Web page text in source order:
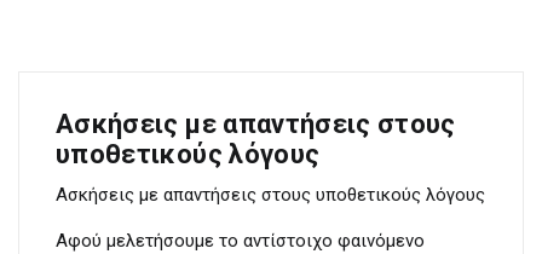
Ασκήσεις με απαντήσεις στους
υποθετικούς λόγους
Ασκήσεις με απαντήσεις στους υποθετικούς λόγους
Αφού μελετήσουμε το αντίστοιχο φαινόμενο